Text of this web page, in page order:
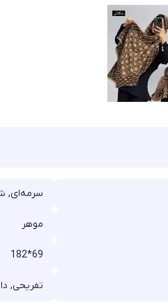
سرمه‌ای,
موهر
182*69
تفریحی,